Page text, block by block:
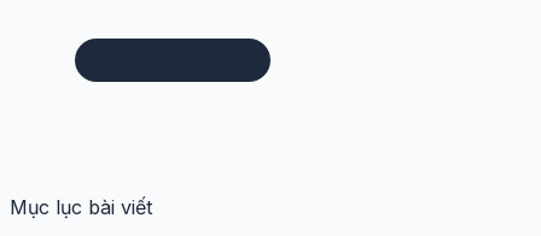
Mục lục bài viết